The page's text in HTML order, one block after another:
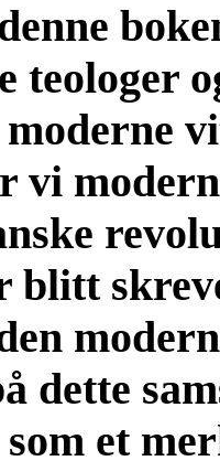
teologer
blitt
dette
et